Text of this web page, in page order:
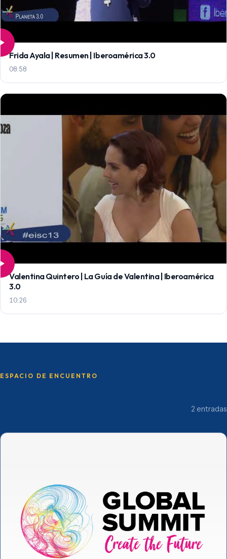
Frida Ayala | Resumen | Iberoamérica 3.0
08:58
Valentina Quintero | La Guía de Valentina | Iberoamérica
3.0
10:26
ESPACIO DE ENCUENTRO
2 entradas